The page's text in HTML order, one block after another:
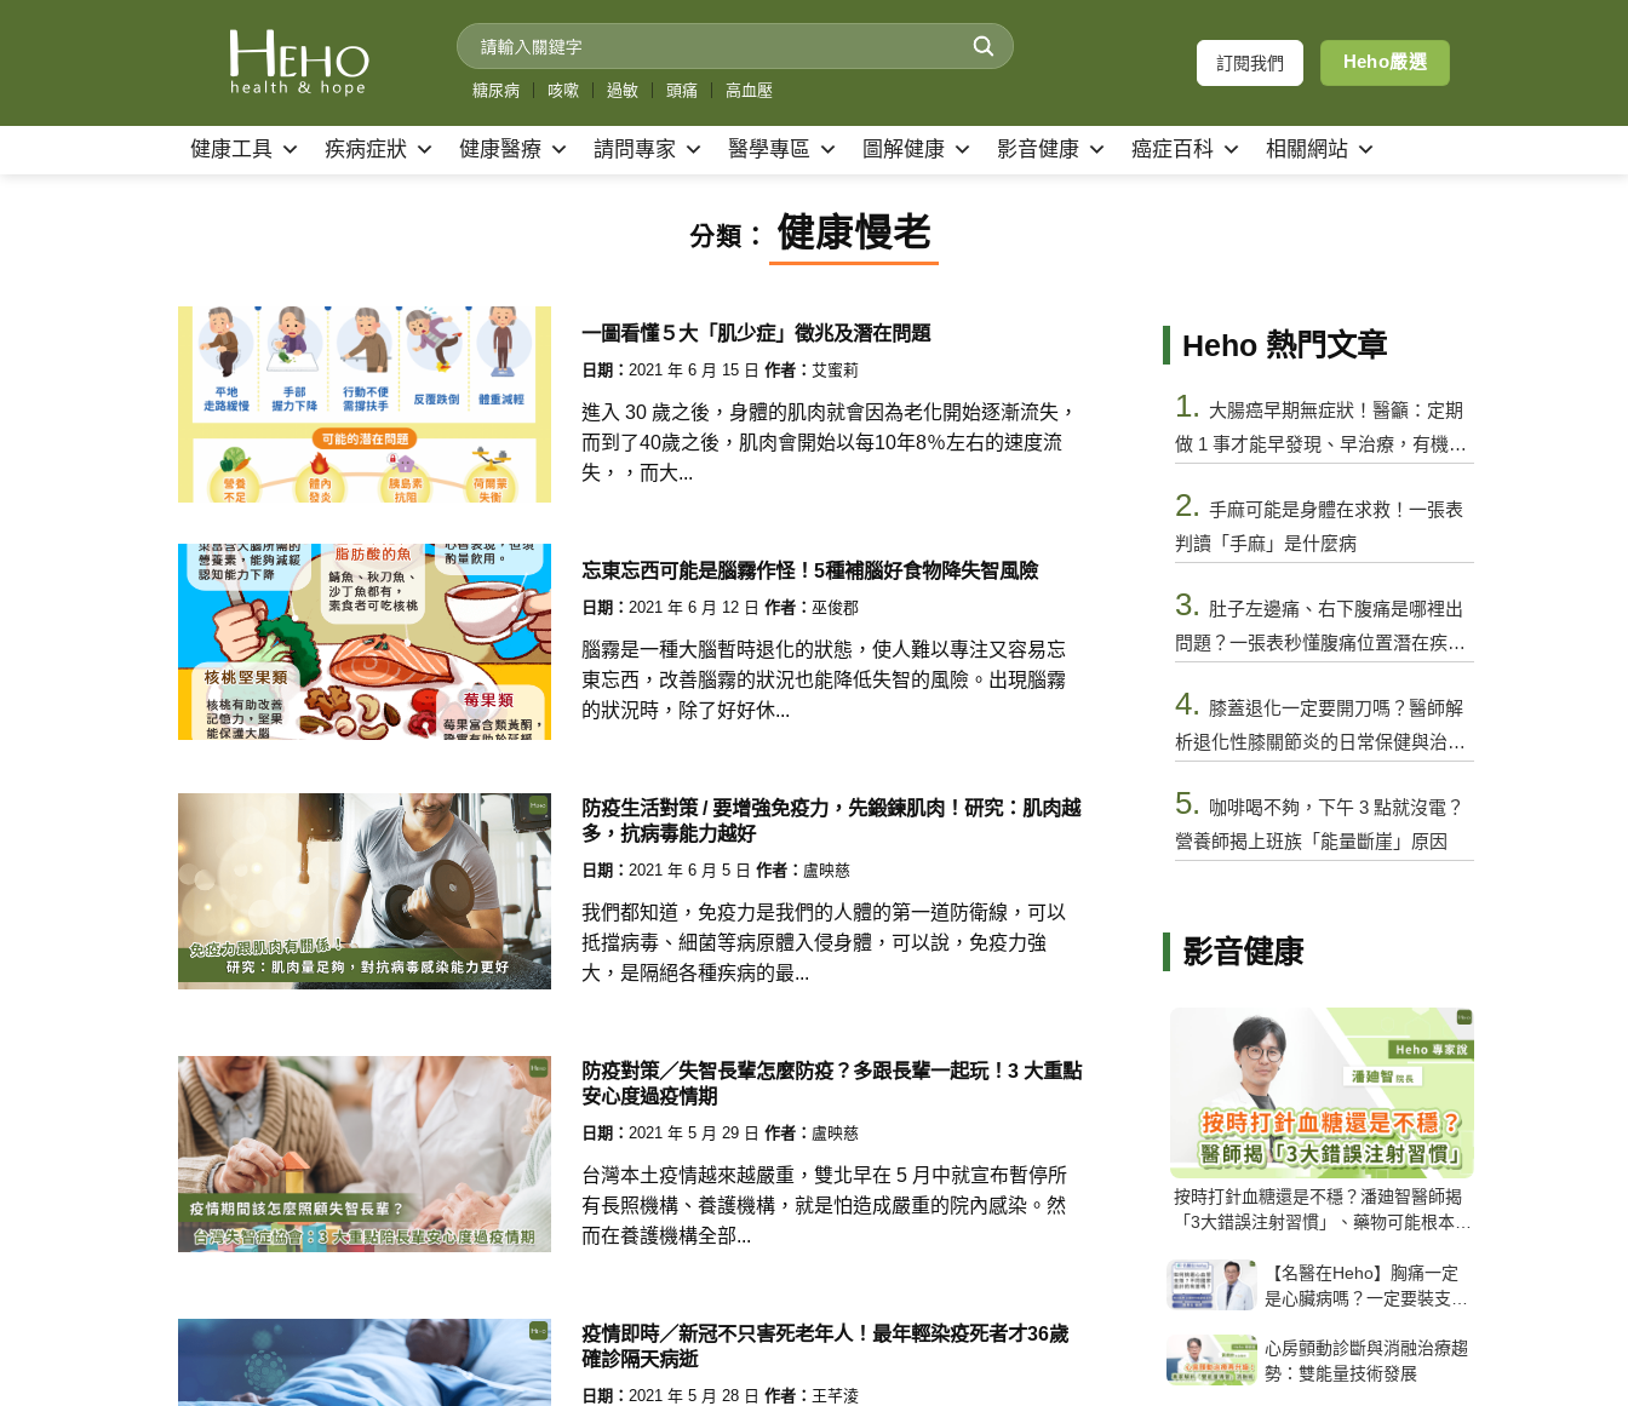
糖尿病 咳嗽 過敏 頭痛 高血壓
訂閱我們 Heho嚴選
健康工具 疾病症狀 健康醫療 請問專家 醫學專區 圖解健康 影音健康 癌症百科 相關網站
分類： 健康慢老
一圖看懂５大「肌少症」徵兆及潛在問題
日期： 2021 年 6 月 15 日 作者： 艾蜜莉
進入 30 歲之後，身體的肌肉就會因為老化開始逐漸流失，
而到了40歲之後，肌肉會開始以每10年8％左右的速度流
失，，而大...
忘東忘西可能是腦霧作怪！5種補腦好食物降失智風險
日期： 2021 年 6 月 12 日 作者： 巫俊郡
腦霧是一種大腦暫時退化的狀態，使人難以專注又容易忘
東忘西，改善腦霧的狀況也能降低失智的風險。出現腦霧
的狀況時，除了好好休...
防疫生活對策 / 要增強免疫力，先鍛鍊肌肉！研究：肌肉越
多，抗病毒能力越好
日期： 2021 年 6 月 5 日 作者： 盧映慈
我們都知道，免疫力是我們的人體的第一道防衛線，可以
抵擋病毒、細菌等病原體入侵身體，可以說，免疫力強
大，是隔絕各種疾病的最...
防疫對策／失智長輩怎麼防疫？多跟長輩一起玩！3 大重點
安心度過疫情期
日期： 2021 年 5 月 29 日 作者： 盧映慈
台灣本土疫情越來越嚴重，雙北早在 5 月中就宣布暫停所
有長照機構、養護機構，就是怕造成嚴重的院內感染。然
而在養護機構全部...
疫情即時／新冠不只害死老年人！最年輕染疫死者才36歲
確診隔天病逝
日期： 2021 年 5 月 28 日 作者： 王芊淩
Heho 熱門文章
1. 大腸癌早期無症狀！醫籲：定期
做 1 事才能早發現、早治療，有機會
2. 手麻可能是身體在求救！一張表
判讀「手麻」是什麼病
3. 肚子左邊痛、右下腹痛是哪裡出
問題？一張表秒懂腹痛位置潛在疾病
4. 膝蓋退化一定要開刀嗎？醫師解
析退化性膝關節炎的日常保健與治療
5.
咖啡喝不夠，下午 3 點就沒電？
營養師揭上班族「能量斷崖」原因
影音健康
按時打針血糖還是不穩？潘廸智醫師揭
「3大錯誤注射習慣」、藥物可能根本沒
【名醫在Heho】胸痛一定
是心臟病嗎？一定要裝支
解析支架種類、風險與選擇
關鍵
心房顫動診斷與消融治療趨
勢：雙能量技術發展